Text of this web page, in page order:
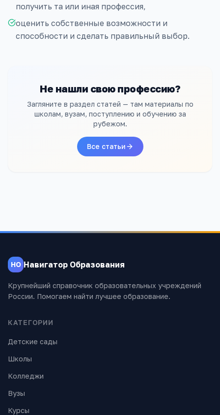
получить та или иная профессия,
оценить собственные возможности и
способности и сделать правильный выбор.
Не нашли свою профессию?
Загляните в раздел статей — там материалы по
школам, вузам, поступлению и обучению за
рубежом.
Все статьи
НО Навигатор Образования
Крупнейший справочник образовательных учреждений
России. Помогаем найти лучшее образование.
КАТЕГОРИИ
Детские сады
Школы
Колледжи
Вузы
Курсы